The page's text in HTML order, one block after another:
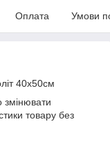
Оплата Умови
40х50см
товару без